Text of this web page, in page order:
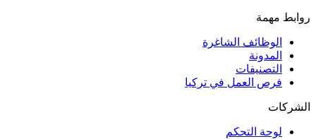
روابط مهمة
الوظائف الشاغرة
المدونة
التصنيفات
فرص العمل في تركيا
الشركات
لوحة التحكم